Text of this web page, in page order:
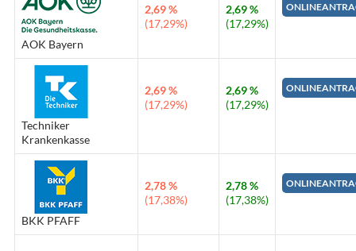
AOK Bayern
2,69 %
(17,29%)
2,69 %
(17,29%)
Techniker
Krankenkasse
2,69 %
(17,29%)
2,69 %
(17,29%)
BKK PFAFF
2,78 %
(17,38%)
2,78 %
(17,38%)